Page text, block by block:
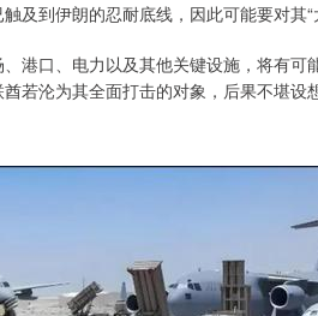
及到伊朗的忍耐底线，因此可能要对其“
港口、电力以及其他关键设施，将有可
若沦为其全面打击的对象，后果不堪设